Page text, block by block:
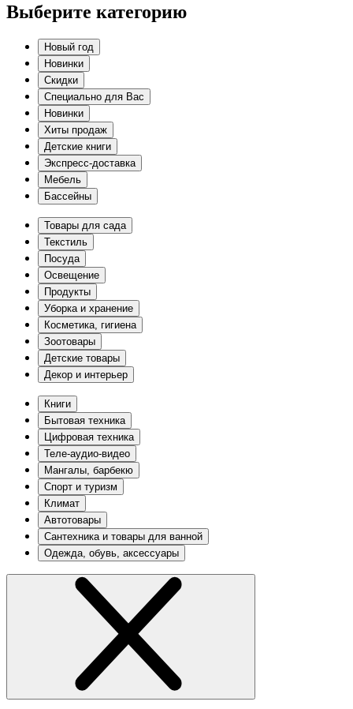
Выберите категорию
Новый год
Новинки
Скидки
Специально для Вас
Новинки
Хиты продаж
Детские книги
Экспресс-доставка
Мебель
Бассейны
Товары для сада
Текстиль
Посуда
Освещение
Продукты
Уборка и хранение
Косметика, гигиена
Зоотовары
Детские товары
Декор и интерьер
Книги
Бытовая техника
Цифровая техника
Теле-аудио-видео
Мангалы, барбекю
Спорт и туризм
Климат
Автотовары
Сантехника и товары для ванной
Одежда, обувь, аксессуары